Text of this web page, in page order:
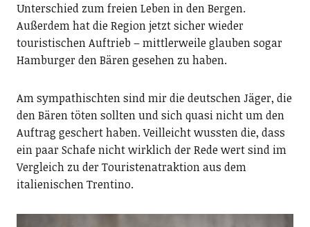
Unterschied zum freien Leben in den Bergen.
Außerdem hat die Region jetzt sicher wieder
touristischen Auftrieb – mittlerweile glauben sogar
Hamburger den Bären gesehen zu haben.
Am sympathischten sind mir die deutschen Jäger, die
den Bären töten sollten und sich quasi nicht um den
Auftrag geschert haben. Veilleicht wussten die, dass
ein paar Schafe nicht wirklich der Rede wert sind im
Vergleich zu der Touristenatraktion aus dem
italienischen Trentino.